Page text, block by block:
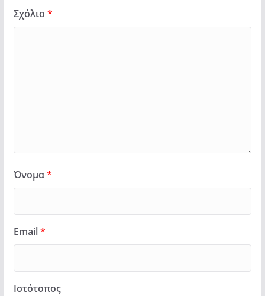
Σχόλιο *
Όνομα*
Email*
Ιστότοπος